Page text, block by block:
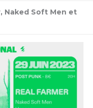
Naked Soft Men et